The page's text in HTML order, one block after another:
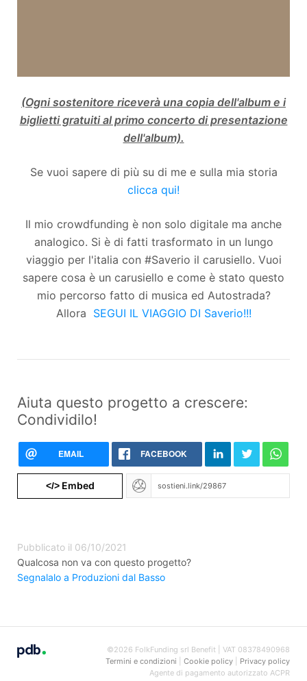
(Ogni sostenitore riceverà una copia dell'album e i
biglietti gratuiti al primo concerto di presentazione
dell'album).
Se vuoi sapere di più su di me e sulla mia storia
clicca qui!
Il mio crowdfunding è non solo digitale ma anche
analogico. Si è di fatti trasformato in un lungo
viaggio per l'italia con #Saverio il carusiello. Vuoi
sapere cosa è un carusiello e come è stato questo
mio percorso fatto di musica ed Autostrada?
Allora SEGUI IL VIAGGIO DI Saverio!!!
Aiuta questo progetto a crescere:
Condividilo!
EMAIL FACEBOOK
</>Embed
Pubblicato il 06/10/2021
Qualcosa non va con questo progetto?
Segnalalo a Produzioni dal Basso
©2026 FolkFunding srl Benefit | VAT 08378490968
Termini e condizioni
Cookie policy| Privacy policy
Agente di pagamento autorizzato ACPR